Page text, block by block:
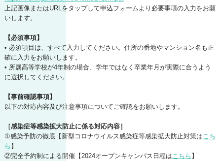
上記画像またはURLをタップして申込フォームより必要事項の入力をお願
いします。
【必須事項】
• 必須項目は、すべて入力してください。住所の番地やマンション名も正
確に入力をお願いします。
• 所属高等学校が4年制の場合、学年ではなく卒業年月が実際に合うよう
に選択してください。
【事前確認事項】
以下の対応内容及び注意事項についてご確認をお願いします。
［感染症等感染拡大防止に係る対応内容］
①感染予防の徹底【新型コロナウイルス感染症等感染拡大防止対策は こち
ら 】
②完全予約制による開催【2024オープンキャンパス日程は こちら 】